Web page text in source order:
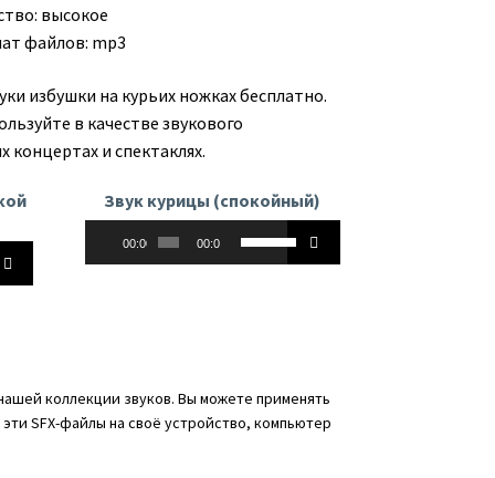
высокое
файлов: mp3
избушки на курьих ножках бесплатно.
в качестве звукового
и спектаклях.
Звук курицы (спокойный)
00:00 00:00
уменьшить
громкость.
коллекции звуков. Вы можете применять
SFX-файлы на своё устройство, компьютер